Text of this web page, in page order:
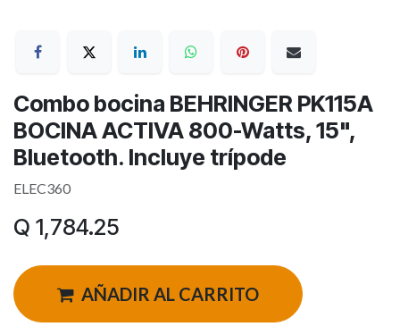
Combo bocina BEHRINGER PK115A
BOCINA ACTIVA 800-Watts, 15",
Bluetooth. Incluye trípode
ELEC360
Q 1,784.25
AÑADIR AL CARRITO